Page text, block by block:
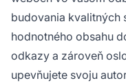
budovania kvalitných
hodnotného obsahu
odkazy a zároveň
upevňujete svoju